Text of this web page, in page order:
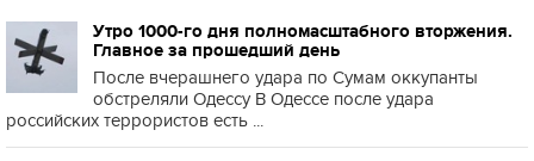
Утро 1000-го дня полномасштабного вторжения.
Главное за прошедший день
После вчерашнего удара по Сумам оккупанты
обстреляли Одессу В Одессе после удара
российских террористов есть ...